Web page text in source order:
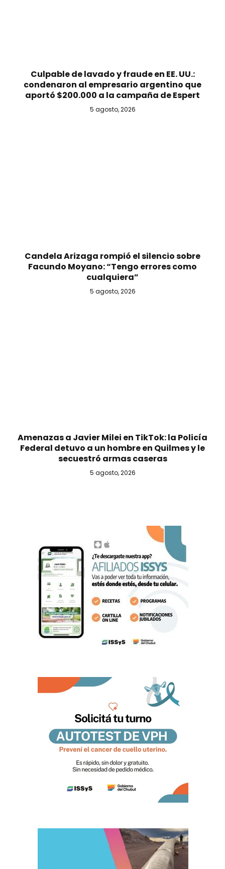
Culpable de lavado y fraude en EE. UU.:
condenaron al empresario argentino que
aportó $200.000 a la campaña de Espert
5 agosto, 2026
Candela Arizaga rompió el silencio sobre
Facundo Moyano: “Tengo errores como
cualquiera”
5 agosto, 2026
Amenazas a Javier Milei en TikTok: la Policía
Federal detuvo a un hombre en Quilmes y le
secuestró armas caseras
5 agosto, 2026